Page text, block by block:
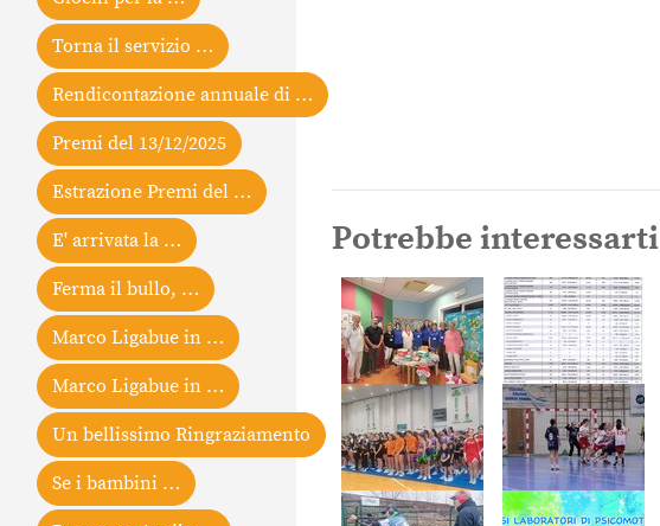
Torna il servizio …
Rendicontazione annuale di …
Premi del 13/12/2025
Estrazione Premi del …
E' arrivata la …
Ferma il bullo, …
Marco Ligabue in …
Marco Ligabue in …
Un bellissimo Ringraziamento
Se i bambini …
Potrebbe interessarti